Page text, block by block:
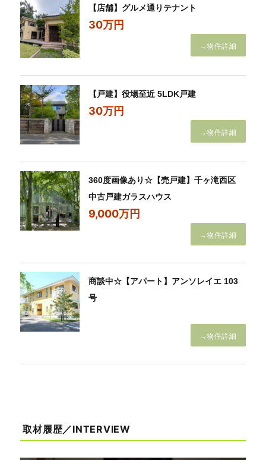
【店舗】グルメ通りテナント
30万円
→物件詳細
【戸建】役場至近 5LDK戸建
30万円
→物件詳細
360度画像あり☆【売戸建】千ヶ滝西区
中古戸建ガラスハウス
9,000万円
→物件詳細
商談中☆【アパート】アンソレイエ 103
号
→物件詳細
取材履歴／INTERVIEW